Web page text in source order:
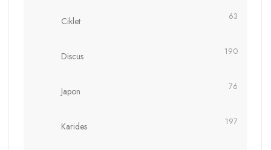
Ciklet 63
Discus 190
Japon 76
Karides 197